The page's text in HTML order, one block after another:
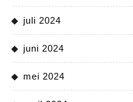
juli 2024
juni 2024
mei 2024